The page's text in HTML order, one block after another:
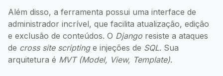
Além disso, a ferramenta possui uma interface de
administrador incrível, que facilita atualização, edição
e exclusão de conteúdos. O Django resiste a ataques
de cross site scriptinge injeções de SQL. Sua
arquitetura é MVT (Model, View, Template).